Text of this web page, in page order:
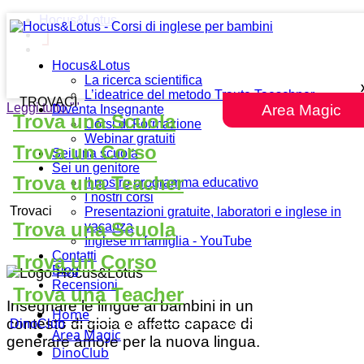
Hocus&Lotus
La ricerca scientifica
L’ideatrice del metodo Traute Taeschner
Diventa Insegnante
Corsi di Formazione
Webinar gratuiti
Sei una scuola
Sei un genitore
Il nostro programma educativo
I nostri corsi
Presentazioni gratuite, laboratori e inglese in
vacanza
Inglese in famiglia - YouTube
Contatti
Blog
Recensioni
Home
Area Magic
DinoClub
Area Magic
TROVACI
Trova una Scuola
Trova un Corso
Trova una Teacher
Trovaci
Trova una Scuola
Trova un Corso
Trova una Teacher
DinoClub
Hocus&Lotus
Leggi tutto""
Insegnare le lingue ai bambini in un
contesto di gioia e affetto capace di
generare amore per la nuova lingua.